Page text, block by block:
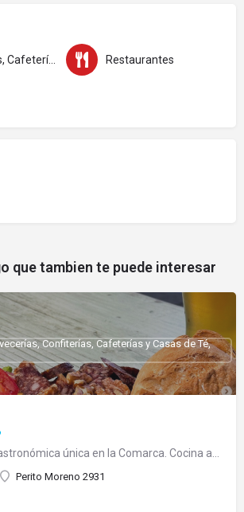
Confiterías, Cafeterías y Casas de Té Restaurantes
que tambien te puede interesar
Perito Moreno 2931
Confiterías, Cafeterías y Casas de Té,